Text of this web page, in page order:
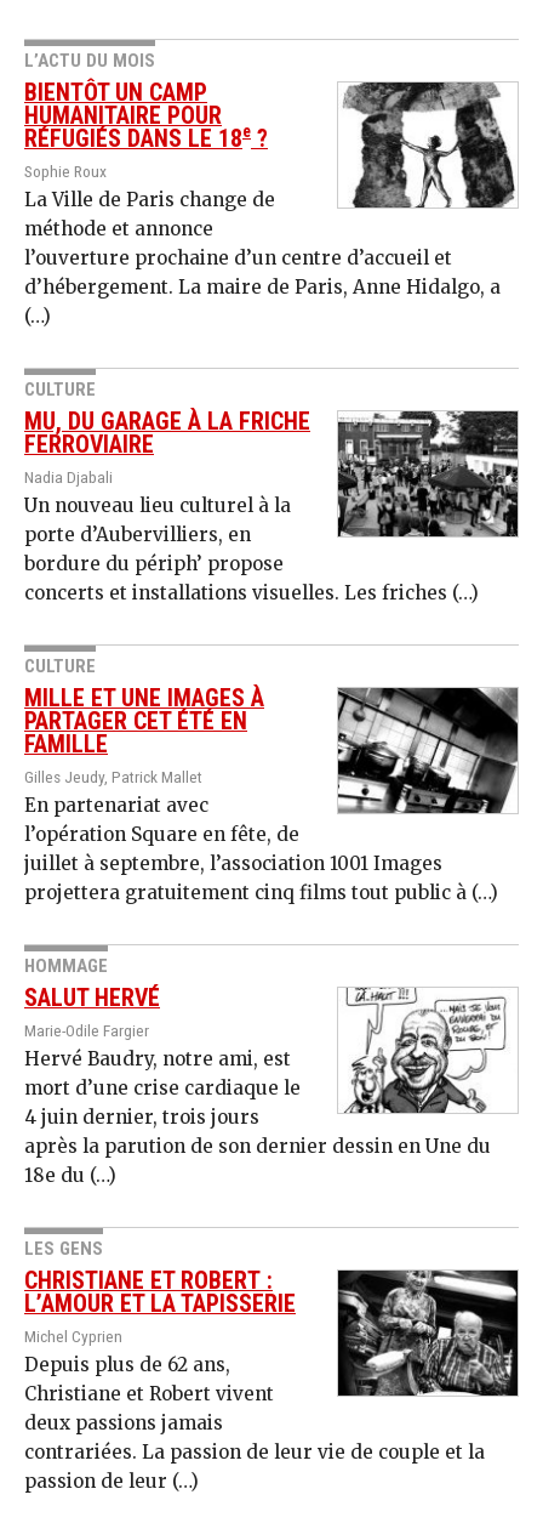
L’ACTU DU MOIS
BIENTÔT UN CAMP
HUMANITAIRE POUR
RÉFUGIÉS DANS LE 18e ?
Sophie Roux
La Ville de Paris change de
méthode et annonce
l’ouverture prochaine d’un centre d’accueil et
d’hébergement. La maire de Paris, Anne Hidalgo, a
(…)
CULTURE
MU, DU GARAGE À LA FRICHE
FERROVIAIRE
Nadia Djabali
Un nouveau lieu culturel à la
porte d’Aubervilliers, en
bordure du périph’ propose
concerts et installations visuelles. Les friches (…)
CULTURE
MILLE ET UNE IMAGES À
PARTAGER CET ÉTÉ EN
FAMILLE
Gilles Jeudy, Patrick Mallet
En partenariat avec
l’opération Square en fête, de
juillet à septembre, l’association 1001 Images
projettera gratuitement cinq films tout public à (…)
HOMMAGE
SALUT HERVÉ
Marie-Odile Fargier
Hervé Baudry, notre ami, est
mort d’une crise cardiaque le
4 juin dernier, trois jours
après la parution de son dernier dessin en Une du
18e du (…)
LES GENS
CHRISTIANE ET ROBERT :
L’AMOUR ET LA TAPISSERIE
Michel Cyprien
Depuis plus de 62 ans,
Christiane et Robert vivent
deux passions jamais
contrariées. La passion de leur vie de couple et la
passion de leur (…)